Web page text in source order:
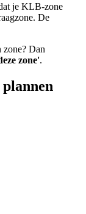
je KLB-zone
De
zone? Dan
zone'.